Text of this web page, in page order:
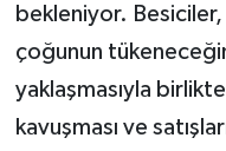
bekleniyor. Besiciler,
çoğunun
yaklaşmasıyla
kavuşması ve